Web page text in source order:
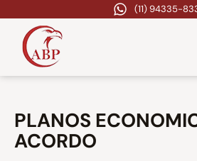
(11) 94335-
PLANOS
ACORDO